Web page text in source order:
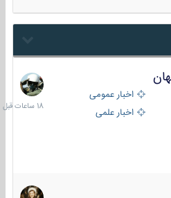
اخبار عمومی
اخبار علمی
18
ساعات
قبل
7